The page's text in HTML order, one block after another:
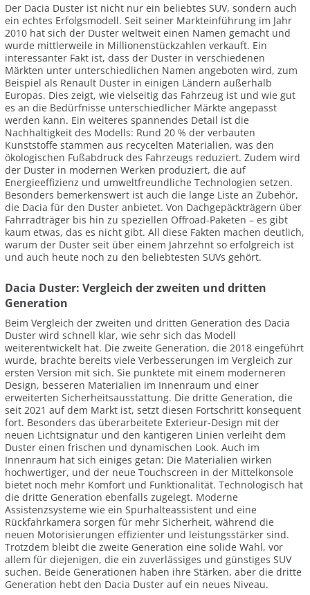
Der Dacia Duster ist nicht nur ein beliebtes SUV, sondern auch
ein echtes Erfolgsmodell. Seit seiner Markteinführung im Jahr
2010 hat sich der Duster weltweit einen Namen gemacht und
wurde mittlerweile in Millionenstückzahlen verkauft. Ein
interessanter Fakt ist, dass der Duster in verschiedenen
Märkten unter unterschiedlichen Namen angeboten wird, zum
Beispiel als Renault Duster in einigen Ländern außerhalb
Europas. Dies zeigt, wie vielseitig das Fahrzeug ist und wie gut
es an die Bedürfnisse unterschiedlicher Märkte angepasst
werden kann. Ein weiteres spannendes Detail ist die
Nachhaltigkeit des Modells: Rund 20 % der verbauten
Kunststoffe stammen aus recycelten Materialien, was den
ökologischen Fußabdruck des Fahrzeugs reduziert. Zudem wird
der Duster in modernen Werken produziert, die auf
Energieeffizienz und umweltfreundliche Technologien setzen.
Besonders bemerkenswert ist auch die lange Liste an Zubehör,
die Dacia für den Duster anbietet. Von Dachgepäckträgern über
Fahrradträger bis hin zu speziellen Offroad-Paketen – es gibt
kaum etwas, das es nicht gibt. All diese Fakten machen deutlich,
warum der Duster seit über einem Jahrzehnt so erfolgreich ist
und auch heute noch zu den beliebtesten SUVs gehört.
Dacia Duster: Vergleich der zweiten und dritten
Generation
Beim Vergleich der zweiten und dritten Generation des Dacia
Duster wird schnell klar, wie sehr sich das Modell
weiterentwickelt hat. Die zweite Generation, die 2018 eingeführt
wurde, brachte bereits viele Verbesserungen im Vergleich zur
ersten Version mit sich. Sie punktete mit einem moderneren
Design, besseren Materialien im Innenraum und einer
erweiterten Sicherheitsausstattung. Die dritte Generation, die
seit 2021 auf dem Markt ist, setzt diesen Fortschritt konsequent
fort. Besonders das überarbeitete Exterieur-Design mit der
neuen Lichtsignatur und den kantigeren Linien verleiht dem
Duster einen frischen und dynamischen Look. Auch im
Innenraum hat sich einiges getan: Die Materialien wirken
hochwertiger, und der neue Touchscreen in der Mittelkonsole
bietet noch mehr Komfort und Funktionalität. Technologisch hat
die dritte Generation ebenfalls zugelegt. Moderne
Assistenzsysteme wie ein Spurhalteassistent und eine
Rückfahrkamera sorgen für mehr Sicherheit, während die
neuen Motorisierungen effizienter und leistungsstärker sind.
Trotzdem bleibt die zweite Generation eine solide Wahl, vor
allem für diejenigen, die ein zuverlässiges und günstiges SUV
suchen. Beide Generationen haben ihre Stärken, aber die dritte
Generation hebt den Dacia Duster auf ein neues Niveau.